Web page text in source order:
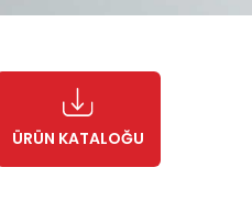
ÜRÜN KATALOĞU